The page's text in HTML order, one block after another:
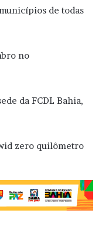
de todas
no
da FCDL Bahia,
zero quilômetro